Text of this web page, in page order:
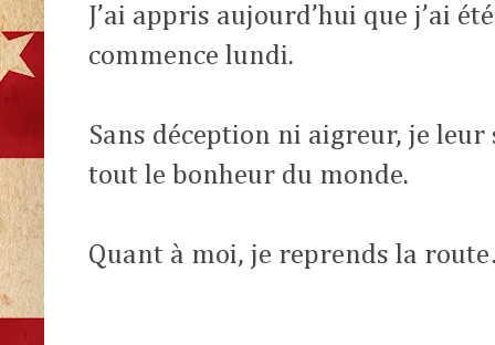
J’ai appris aujourd’hui que j’ai
commence lundi.
Sans déception ni aigreur, je
tout le bonheur du monde.
Quant à moi, je reprends la